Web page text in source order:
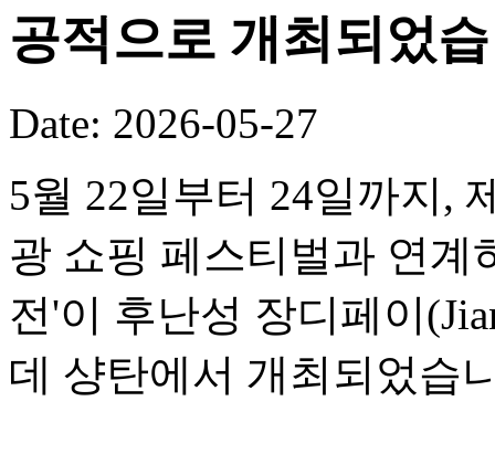
공적으로 개최되었
Date: 2026-05-27
5월 22일부터 24일까지,
광 쇼핑 페스티벌과 연계
전'이 후난성 장디페이
데 샹탄에서 개최되었습